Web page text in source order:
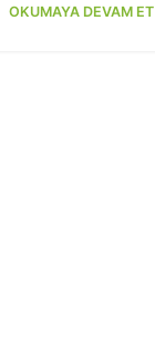
OKUMAYA DEVAM ET